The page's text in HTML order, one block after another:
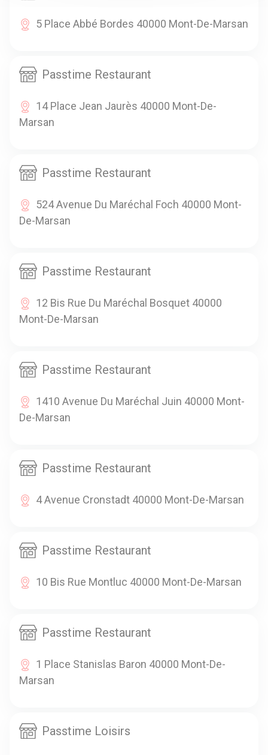
5 Place Abbé Bordes 40000 Mont-De-Marsan
Passtime Restaurant
14 Place Jean Jaurès 40000 Mont-De-
Marsan
Passtime Restaurant
524 Avenue Du Maréchal Foch 40000 Mont-
De-Marsan
Passtime Restaurant
12 Bis Rue Du Maréchal Bosquet 40000
Mont-De-Marsan
Passtime Restaurant
1410 Avenue Du Maréchal Juin 40000 Mont-
De-Marsan
Passtime Restaurant
4 Avenue Cronstadt 40000 Mont-De-Marsan
Passtime Restaurant
10 Bis Rue Montluc 40000 Mont-De-Marsan
Passtime Restaurant
1 Place Stanislas Baron 40000 Mont-De-
Marsan
Passtime Loisirs